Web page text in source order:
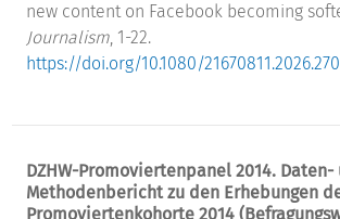
new content on Facebook becoming
Journalism, 1-22.
https://doi.org/10.1080/
DZHW-Promoviertenpanel 2014. Daten-
Methodenbericht zu den Erhebungen
Promoviertenkohorte 2014